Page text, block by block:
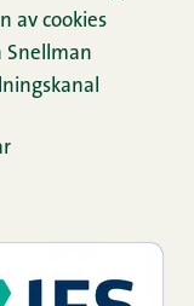
av cookies
Snellman